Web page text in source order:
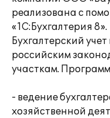
реализована с
«1С:Бухгалтерия 8».
Бухгалтерский
российским
участкам.
- ведение
хозяйственной